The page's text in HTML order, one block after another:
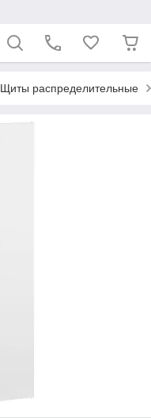
Щиты распределительные